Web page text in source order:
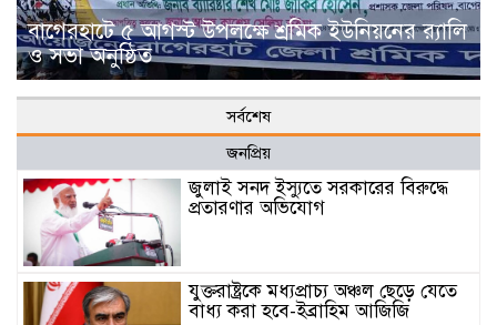
বাগেরহাটে ৫ আগস্ট উপলক্ষে শ্রমিক ইউনিয়নের র‌্যালি
ও সভা অনুষ্ঠিত
সর্বশেষ
জনপ্রিয়
জুলাই সনদ ইস্যুতে সরকারের বিরুদ্ধে
প্রতারণার অভিযোগ
যুক্তরাষ্ট্রকে মধ্যপ্রাচ্য অঞ্চল ছেড়ে যেতে
বাধ্য করা হবে-ইব্রাহিম আজিজি